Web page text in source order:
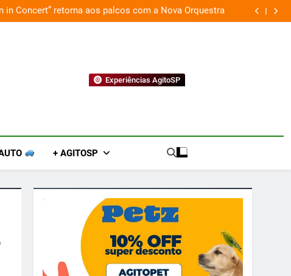
in Concert” retorna aos palcos com a Nova Orquestra Cobasi
Experiências AgitoSP
+ AGITOSP